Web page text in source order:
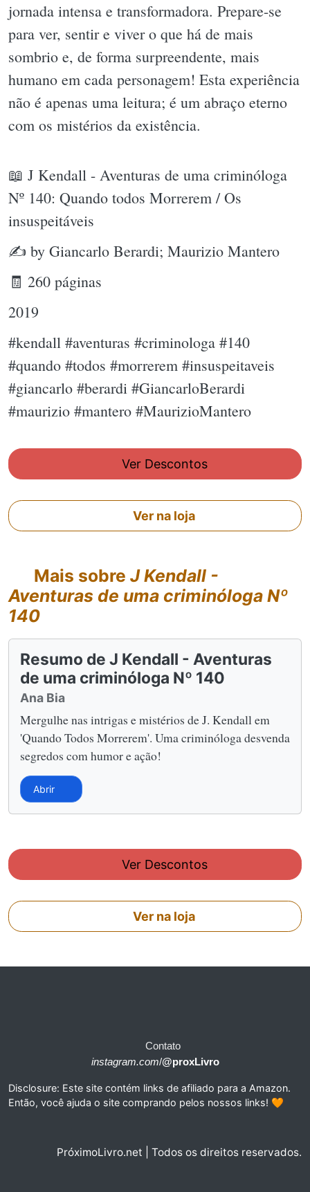
jornada intensa e transformadora. Prepare-se
para ver, sentir e viver o que há de mais
sombrio e, de forma surpreendente, mais
humano em cada personagem! Esta experiência
não é apenas uma leitura; é um abraço eterno
com os mistérios da existência.
📖 J Kendall - Aventuras de uma criminóloga
Nº 140: Quando todos Morrerem / Os
insuspeitáveis
✍ by Giancarlo Berardi; Maurizio Mantero
🧾 260 páginas
2019
#kendall #aventuras #criminologa #140
#quando #todos #morrerem #insuspeitaveis
#giancarlo #berardi #GiancarloBerardi
#maurizio #mantero #MaurizioMantero
Ver Descontos
Ver na loja
Mais sobre J Kendall -
Aventuras de uma criminóloga Nº
140
Resumo de J Kendall - Aventuras
de uma criminóloga Nº 140
Ana Bia
Mergulhe nas intrigas e mistérios de J. Kendall em
'Quando Todos Morrerem'. Uma criminóloga desvenda
segredos com humor e ação!
Abrir
Ver Descontos
Ver na loja
Contato
instagram.com/@proxLivro
Disclosure: Este site contém links de afiliado para a Amazon.
Então, você ajuda o site comprando pelos nossos links! 🧡
PróximoLivro.net | Todos os direitos reservados.